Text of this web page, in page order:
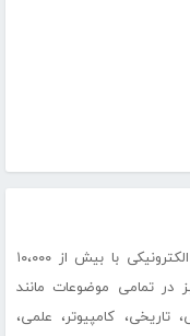
الکترونیکی با بیش از ۱۰،۰۰۰
در تمامی موضوعات مانند
کامپیوتر، علمی،